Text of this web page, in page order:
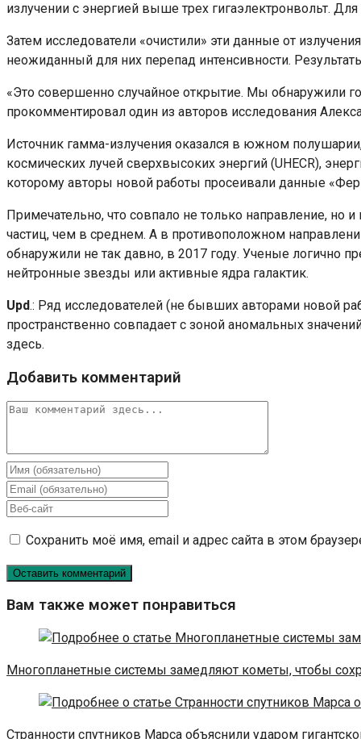
излучении с энергией выше трех гигаэлектронвольт.
Затем исследователи «очистили» эти данные от
неожиданный для них перепад интенсивности.
«Это совершенно случайное открытие. Мы обнаружили
прокомментировал один из авторов исследования
Источник гамма-излучения оказался в южном
космических лучей сверхвысоких энергий (UHECR),
которому авторы новой работы просеивали данные
Примечательно, что совпало не только направление, но
частиц, чем в среднем. А в противоположном
обнаружили не так давно, в 2017 году. Ученые логично
нейтронные звезды или активные ядра галактик.
Upd.: Ряд исследователей (не бывших авторами новой
пространственно совпадает с зоной аномальных
здесь.
Добавить комментарий
Комментарий
Введите
свое
имя
имя
пользователя,
чтобы
прокомментировать
Введите
свой
адрес,
чтобы
прокомментировать
Введите
вашего
веб-
сайта
(необязательно)
Сохранить моё имя, email и адрес сайта в этом
Вам также может понравиться
Многопланетные системы замедляют кометы, чтобы
Странности спутников Марса объяснили ударом